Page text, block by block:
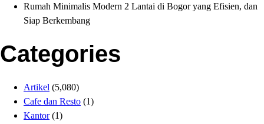
Rumah Minimalis Modern 2 Lantai di Bogor yang Efisien, dan
Siap Berkembang
Categories
Artikel (5,080)
Cafe dan Resto (1)
Kantor(1)